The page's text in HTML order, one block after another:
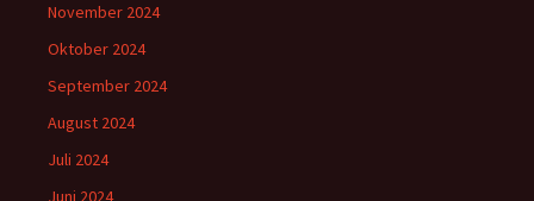
November 2024
Oktober 2024
September 2024
August 2024
Juli 2024